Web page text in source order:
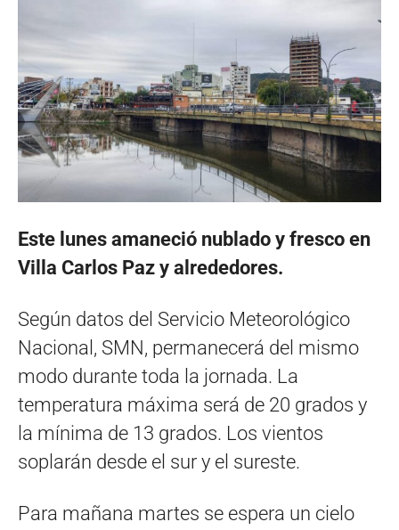
Este lunes amaneció nublado y fresco en
Villa Carlos Paz y alrededores.
Según datos del Servicio Meteorológico
Nacional, SMN, permanecerá del mismo
modo durante toda la jornada. La
temperatura máxima será de 20 grados y
la mínima de 13 grados. Los vientos
soplarán desde el sur y el sureste.
Para mañana martes se espera un cielo